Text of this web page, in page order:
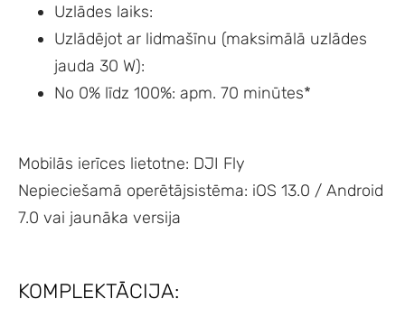
Uzlādes laiks:
Uzlādējot ar lidmašīnu (maksimālā uzlādes
jauda 30 W):
No 0% līdz 100%: apm. 70 minūtes*
Mobilās ierīces lietotne: DJI Fly
Nepieciešamā operētājsistēma: iOS 13.0 / Android
7.0 vai jaunāka versija
KOMPLEKTĀCIJA: